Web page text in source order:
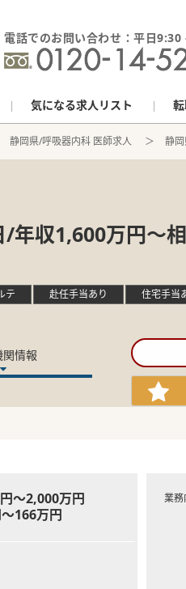
電話でのお問い合わせ：平日
気になる求人リスト
静岡県/呼吸器内科 医師求人 静
年収1,600万円～
テ 赴任手当あり 住宅手当
関情報
～2,000万円
166万円
業務